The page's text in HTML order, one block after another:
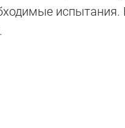
испытания.